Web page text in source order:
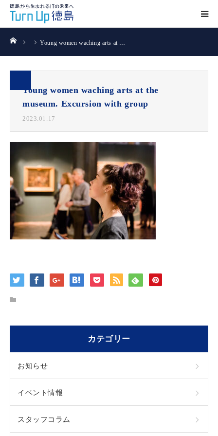
ホーム Young women waching arts at …
Young women waching arts at the
museum. Excursion with group
2023.01.17
カテゴリー
お知らせ
イベント情報
スタッフコラム